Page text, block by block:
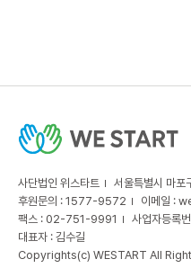
사단법인 위스타트
서울특별시 마
후원문의 : 1577-9572
이메일 :
팩스 : 02-751-9991
사업자등
대표자 : 김수길
Copyrights(c) WESTART All